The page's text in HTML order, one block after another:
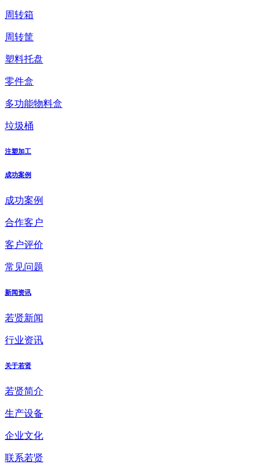
周转箱
周转筐
塑料托盘
零件盒
多功能物料盒
垃圾桶
注塑加工
成功案例
成功案例
合作客户
客户评价
常见问题
新闻资讯
若贤新闻
行业资讯
关于若贤
若贤简介
生产设备
企业文化
联系若贤